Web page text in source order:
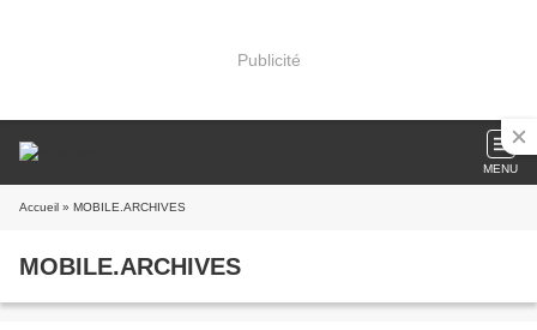
Publicité
MENU
Accueil » MOBILE.ARCHIVES
MOBILE.ARCHIVES